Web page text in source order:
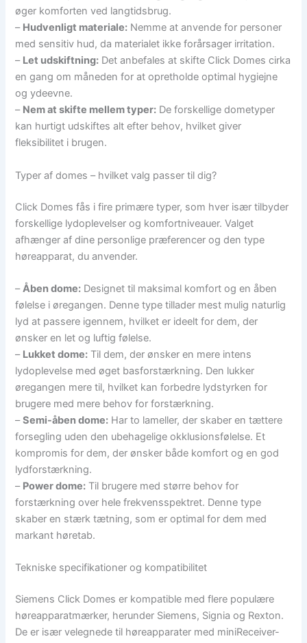
øger komforten ved langtidsbrug.
– Hudvenligt materiale: Nemme at anvende for personer
med sensitiv hud, da materialet ikke forårsager irritation.
– Let udskiftning: Det anbefales at skifte Click Domes cirka
en gang om måneden for at opretholde optimal hygiejne
og ydeevne.
– Nem at skifte mellem typer: De forskellige dometyper
kan hurtigt udskiftes alt efter behov, hvilket giver
fleksibilitet i brugen.
Typer af domes – hvilket valg passer til dig?
Click Domes fås i fire primære typer, som hver især tilbyder
forskellige lydoplevelser og komfortniveauer. Valget
afhænger af dine personlige præferencer og den type
høreapparat, du anvender.
–Åben dome: Designet til maksimal komfort og en åben
følelse i øregangen. Denne type tillader mest mulig naturlig
lyd at passere igennem, hvilket er ideelt for dem, der
ønsker en let og luftig følelse.
– Lukket dome: Til dem, der ønsker en mere intens
lydoplevelse med øget basforstærkning. Den lukker
øregangen mere til, hvilket kan forbedre lydstyrken for
brugere med mere behov for forstærkning.
–Semi-åben dome: Har to lameller, der skaber en tættere
forsegling uden den ubehagelige okklusionsfølelse. Et
kompromis for dem, der ønsker både komfort og en god
lydforstærkning.
– Power dome: Til brugere med større behov for
forstærkning over hele frekvensspektret. Denne type
skaber en stærk tætning, som er optimal for dem med
markant høretab.
Tekniske specifikationer og kompatibilitet
Siemens Click Domes er kompatible med flere populære
høreapparatmærker, herunder Siemens, Signia og Rexton.
De er især velegnede til høreapparater med miniReceiver-